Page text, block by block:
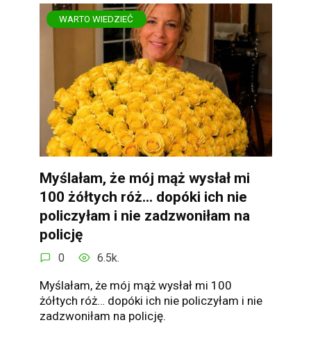
WARTO WIEDZIEĆ
Myślałam, że mój mąż wysłał mi
100 żółtych róż… dopóki ich nie
policzyłam i nie zadzwoniłam na
policję
0 6.5k.
Myślałam, że mój mąż wysłał mi 100
żółtych róż… dopóki ich nie policzyłam i nie
zadzwoniłam na policję.